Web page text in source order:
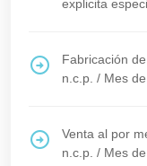
explicita
Fabricación
n.c.p. / Mes
Venta al por
n.c.p. / Mes